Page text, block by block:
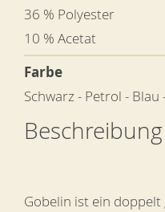
36 % Polyester
10 % Acetat
Farbe
Schwarz - Petrol -
Beschreibung
Gobelin ist ein